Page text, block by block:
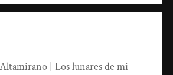
| Los lunares de mi